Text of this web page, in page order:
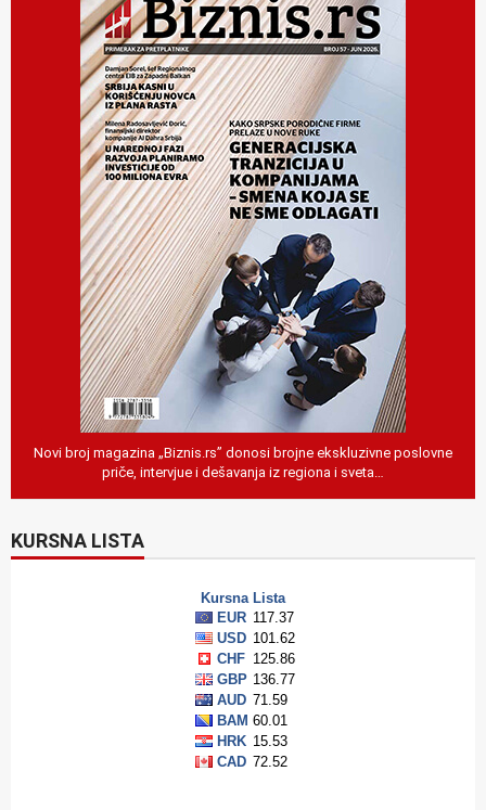
Novi broj magazina „Biznis.rs” donosi brojne ekskluzivne poslovne
priče, intervjue i dešavanja iz regiona i sveta…
KURSNA LISTA